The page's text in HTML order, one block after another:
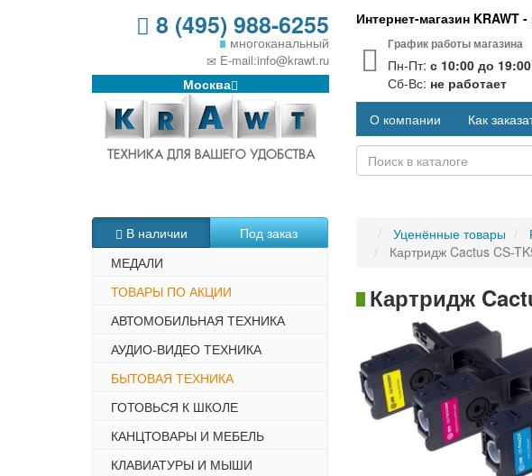
8 (495) 988-6255
многоканальный
E-mail:info@krawt.ru
Москва
Интернет-магазин KRAWT
График работы магазина
Пн-Пт: с 10:00 до 19:00
Сб-Вс: не работает
О компании Как
В наличии
Под заказ
МЕДАЛИ
ТОВАРЫ ПО АКЦИИ
АВТОМОБИЛЬНАЯ ТЕХНИКА
АУДИО-ВИДЕО ТЕХНИКА
БЫТОВАЯ ТЕХНИКА
ГОТОВЬСЯ К ШКОЛЕ
КАНЦТОВАРЫ И МЕБЕЛЬ
КЛАВИАТУРЫ И МЫШИ
Уценённые товары
Картридж Cactus CS-
Картридж